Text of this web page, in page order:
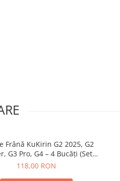
Frână KuKirin G2 2025, G2
G3 Pro, G4 – 4 Bucăți (Set
118,00 RON